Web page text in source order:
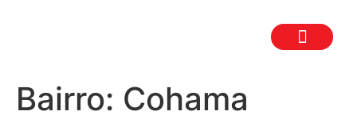
Bairro: Cohama